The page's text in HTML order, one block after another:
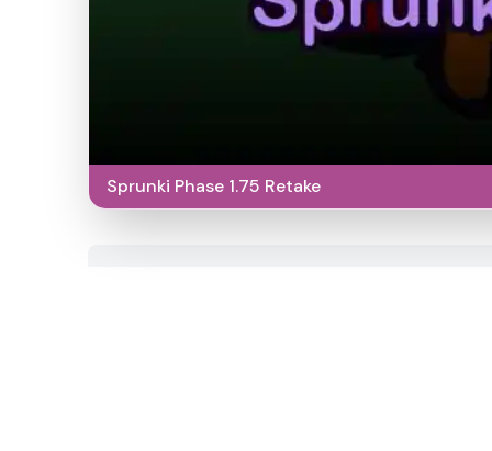
Sprunki Phase 1.75 Retake